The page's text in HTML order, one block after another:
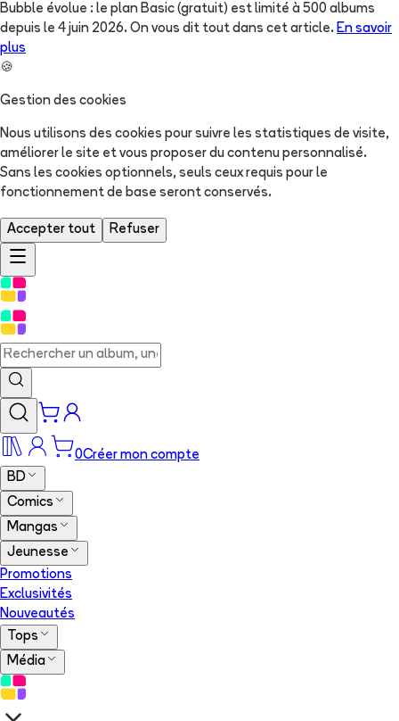
Bubble évolue : le plan Basic (gratuit) est limité à 500 albums
depuis le 4 juin 2026. On vous dit tout dans cet article. En savoir
plus
🍪
Gestion des cookies
Nous utilisons des cookies pour suivre les statistiques de visite,
améliorer le site et vous proposer du contenu personnalisé.
Sans les cookies optionnels, seuls ceux requis pour le
fonctionnement de base seront conservés.
Accepter tout Refuser
0Créer mon compte
BD
Comics
Mangas
Jeunesse
Promotions
Exclusivités
Nouveautés
Tops
Média